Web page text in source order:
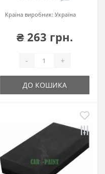
Країна виробник: Україна
₴ 263 грн.
- +
ДО КОШИКА